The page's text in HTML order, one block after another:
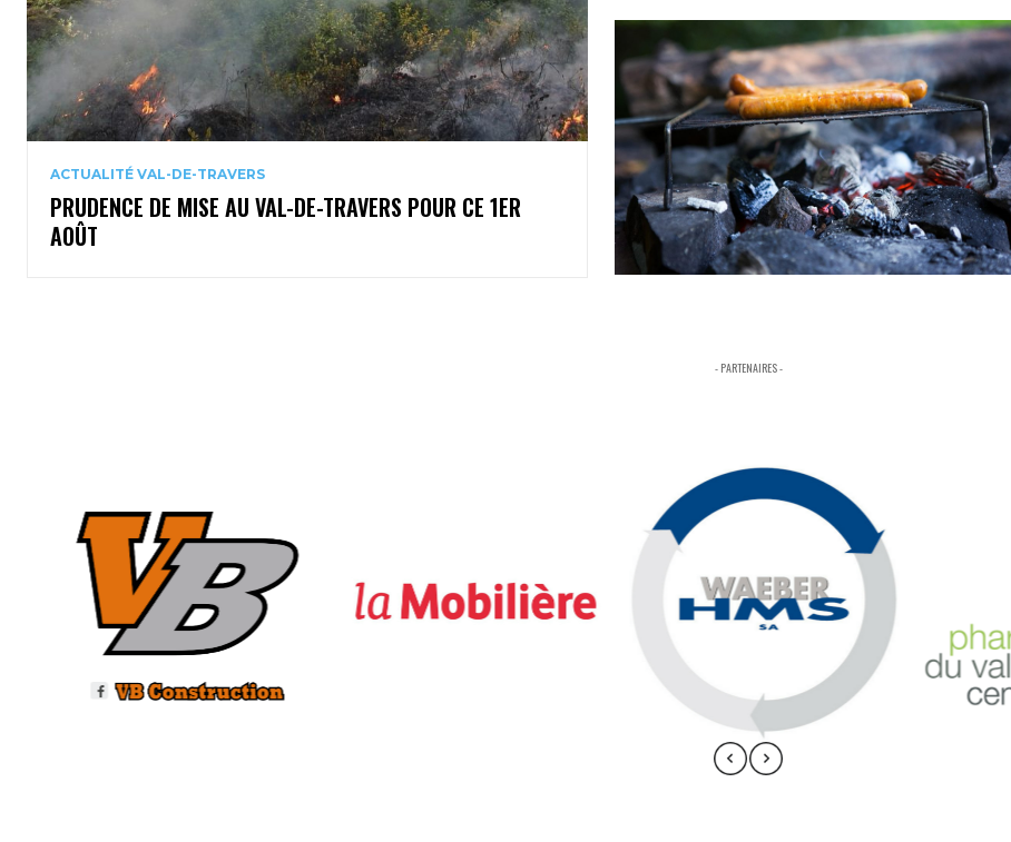
ACTUALITÉ VAL-DE-TRAVERS
PRUDENCE DE MISE AU VAL-DE-TRAVERS POUR CE 1ER
AOÛT
- PARTENAIRES -